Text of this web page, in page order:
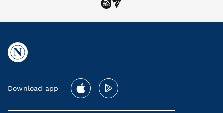
Download app